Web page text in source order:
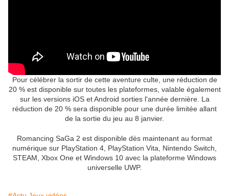
Pour célébrer la sortir de cette aventure culte, une réduction de
20 % est disponible sur toutes les plateformes, valable également
sur les versions iOS et Android sorties l'année dernière. La
réduction de 20 % sera disponible pour une durée limitée allant
de la sortie du jeu au 8 janvier.
Romancing SaGa 2 est disponible dès maintenant au format
numérique sur PlayStation 4, PlayStation Vita, Nintendo Switch,
STEAM, Xbox One et Windows 10 avec la plateforme Windows
universelle UWP.